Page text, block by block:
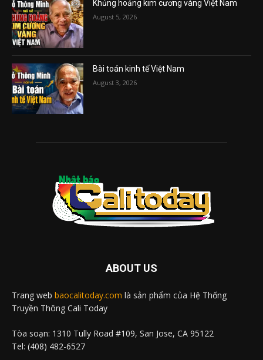
Khủng hoảng kim cương vàng Việt Nam
August 5, 2026
Bài toán kinh tế Việt Nam
August 3, 2026
ABOUT US
Trang web baocalitoday.com là sản phẩm của Hệ Thống
Truyền Thông Cali Today
Tòa soạn: 1310 Tully Road #109, San Jose, CA 95122
Tel: (408) 482-6527